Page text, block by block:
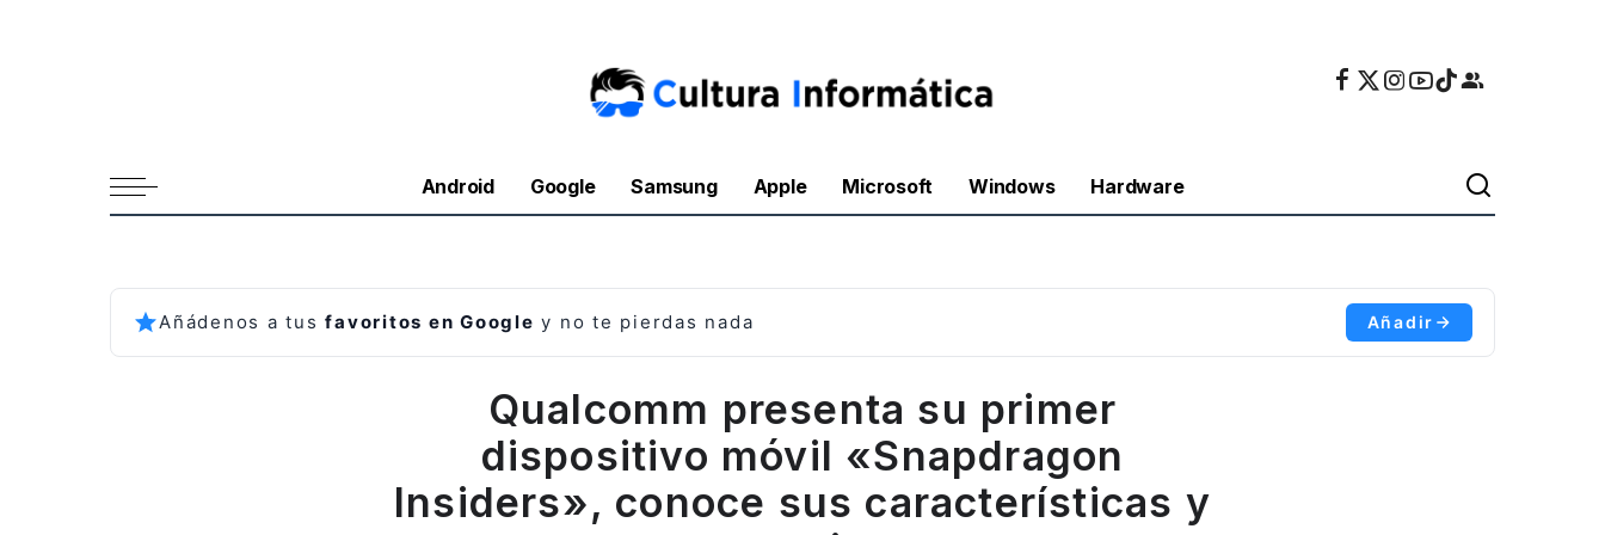
Android Google Samsung Apple Microsoft Windows Hardware
Añádenos a tusfavoritos en Google y no te pierdas nada Añadir
Qualcomm presenta su primer
dispositivo móvil «Snapdragon
Insiders», conoce sus características y